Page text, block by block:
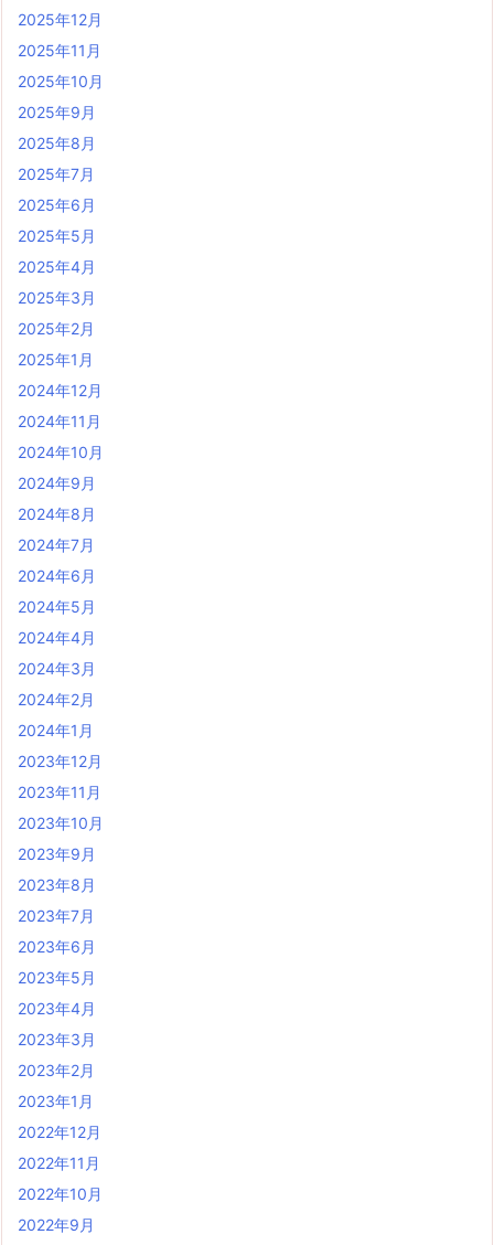
2025年12月
2025年11月
2025年10月
2025年9月
2025年8月
2025年7月
2025年6月
2025年5月
2025年4月
2025年3月
2025年2月
2025年1月
2024年12月
2024年11月
2024年10月
2024年9月
2024年8月
2024年7月
2024年6月
2024年5月
2024年4月
2024年3月
2024年2月
2024年1月
2023年12月
2023年11月
2023年10月
2023年9月
2023年8月
2023年7月
2023年6月
2023年5月
2023年4月
2023年3月
2023年2月
2023年1月
2022年12月
2022年11月
2022年10月
2022年9月